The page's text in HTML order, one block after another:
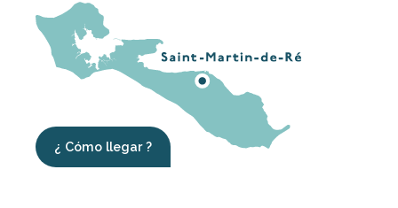
¿ Cómo llegar ?